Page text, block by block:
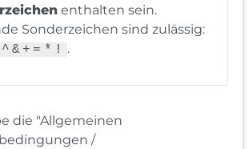
enthalten sein.
Sonderzeichen sind zulässig:
.
die "Allgemeinen
/